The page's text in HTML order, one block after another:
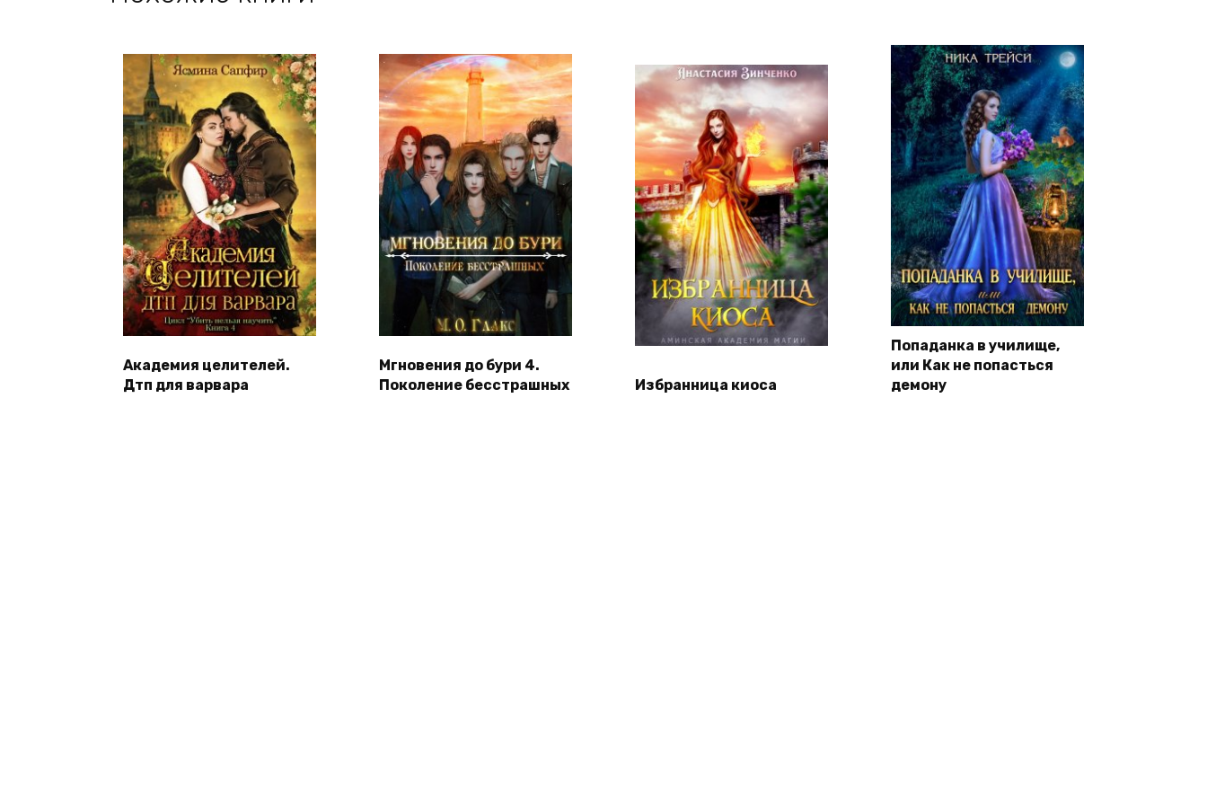
Академия целителей.
Дтп для варвара
Мгновения до бури 4.
Поколение бесстрашных
Избранница киоса
Попаданка в училище,
или Как не попасться
демону